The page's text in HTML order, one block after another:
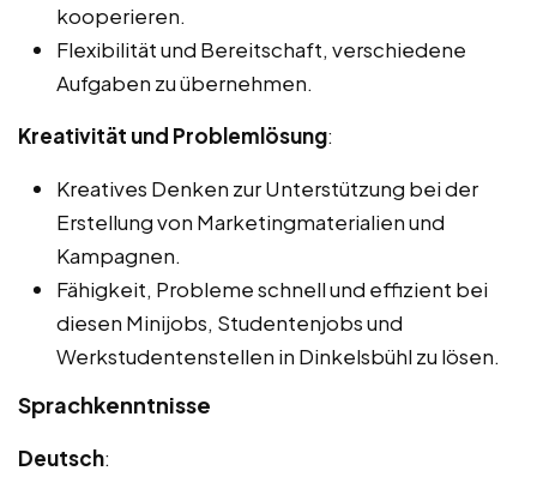
kooperieren.
Flexibilität und Bereitschaft, verschiedene
Aufgaben zu übernehmen.
Kreativität und Problemlösung:
Kreatives Denken zur Unterstützung bei der
Erstellung von Marketingmaterialien und
Kampagnen.
Fähigkeit, Probleme schnell und effizient bei
diesen Minijobs, Studentenjobs und
Werkstudentenstellen in Dinkelsbühl zu lösen.
Sprachkenntnisse
Deutsch: